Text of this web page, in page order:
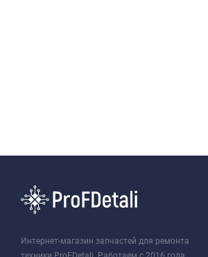
Интернет-магазин запчастей для ремонта